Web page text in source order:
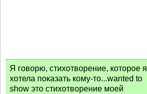
Я говорю, стихотворение, которое я
хотела показать кому-то...wanted to
show это стихотворение моей